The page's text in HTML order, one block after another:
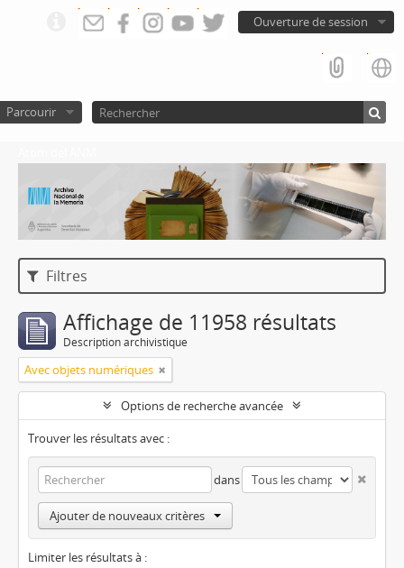
Ouverture de session
Parcourir
Filtres
Affichage de 11958 résultats
Description archivistique
Avec objets numériques
Options de recherche avancée
Trouver les résultats avec :
dans
Ajouter de nouveaux critères
Limiter les résultats à :